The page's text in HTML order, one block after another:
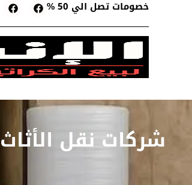
خصومات تصل الي 50 %
شركات نقل